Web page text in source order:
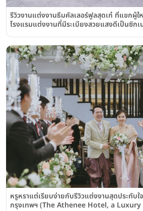
รีวิวงานแต่งงานธีมคัลเลอร์ฟูลสุดเก๋ ที่แขก
โรงแรมแต่งงานที่มีระเบียงสวยแสงดีเป็นซิกเ
หรูหราแต่เรียบง่ายกับรีวิวแต่งงานสุดประทับ
กรุงเทพฯ (The Athenee Hotel, a